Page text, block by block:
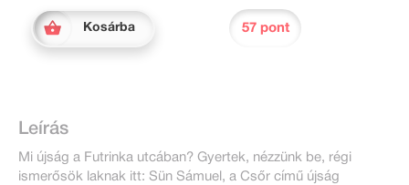
Kosárba 57 pont
Leírás
Mi újság a Futrinka utcában? Gyertek, nézzünk be, régi
ismerősök laknak itt: Sün Sámuel, a Csőr című újság